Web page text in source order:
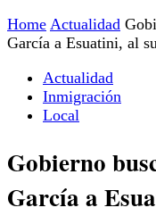
Home Actualidad
García a Esuatini, al
Actualidad
Inmigración
Local
Gobierno
García a